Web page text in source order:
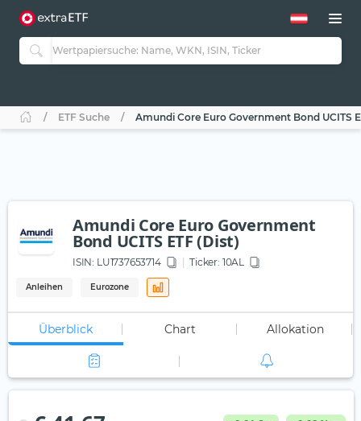
ETF Suche Amundi Core Euro Government Bond UCITS
Amundi Core Euro Government
Bond UCITS ETF (Dist)
ISIN: LU1737653714 Ticker: 10AL
Anleihen Eurozone
Überblick Chart Allokation